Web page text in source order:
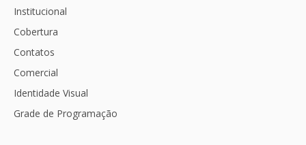
Institucional
Cobertura
Contatos
Comercial
Identidade Visual
Grade de Programação